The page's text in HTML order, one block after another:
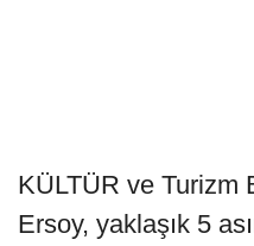
KÜLTÜR ve Turizm
Ersoy, yaklaşık 5